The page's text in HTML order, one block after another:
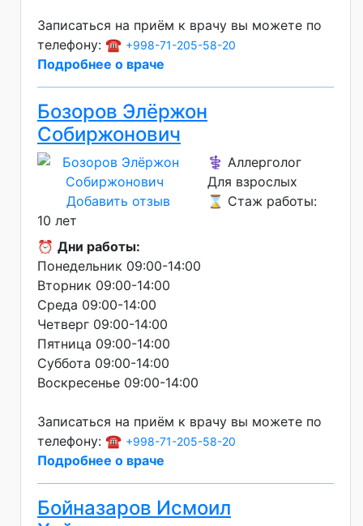
Записаться на приём к врачу вы можете по
телефону: ☎️ +998-71-205-58-20
Подробнее о враче
Бозоров Элёржон
Собиржонович
Добавить отзыв
⚕️ Аллерголог
Для взрослых
⌛ Стаж работы:
10 лет
⏰ Дни работы:
Понедельник 09:00-14:00
Вторник 09:00-14:00
Среда 09:00-14:00
Четверг 09:00-14:00
Пятница 09:00-14:00
Суббота 09:00-14:00
Воскресенье 09:00-14:00
Записаться на приём к врачу вы можете по
телефону: ☎️ +998-71-205-58-20
Подробнее о враче
Бойназаров Исмоил